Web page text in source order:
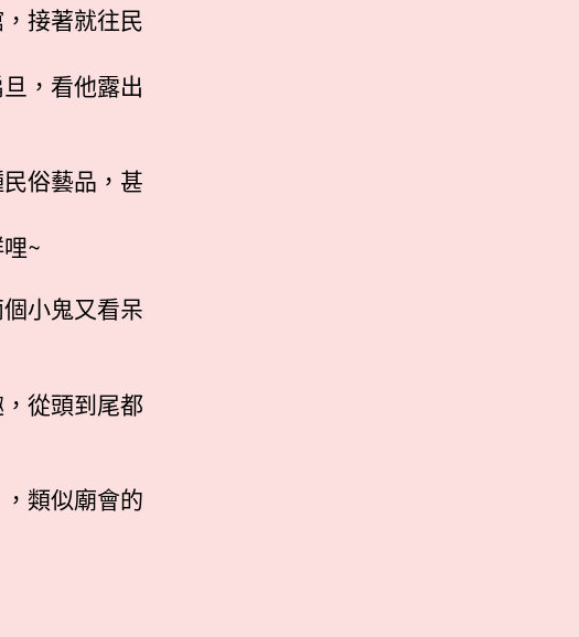
接著就往民
，看他露出
俗藝品，甚
~
小鬼又看呆
從頭到尾都
類似廟會的